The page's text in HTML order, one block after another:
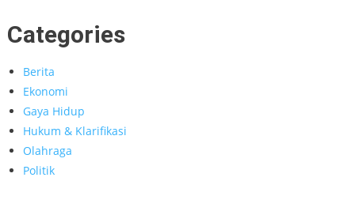
Categories
Berita
Ekonomi
Gaya Hidup
Hukum & Klarifikasi
Olahraga
Politik